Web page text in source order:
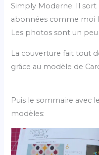
Simply Moderne. Il sort
abonnées comme moi
Les photos sont un peu
La couverture fait tout
grâce au modèle de
Puis le sommaire avec
modèles: